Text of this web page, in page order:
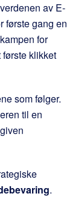
av E-
første gang en
for
klikket
som følger.
til en
.